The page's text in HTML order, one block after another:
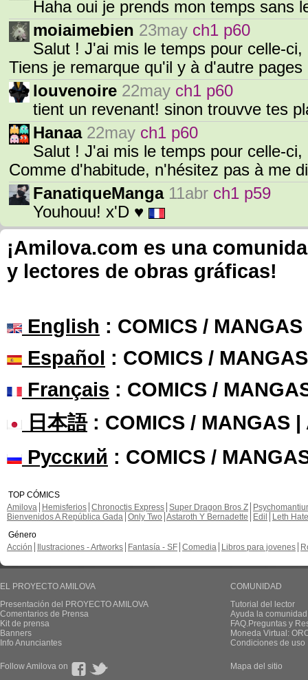
Haha oui je prends mon temps sans
moiaimebien 23may ch1 p60
Salut ! J'ai mis le temps pour celle-
Tiens je remarque qu'il y à d'autre
louvenoire 22may ch1 p60
tient un revenant! sinon trouvve tes
Hanaa 22may ch1 p60
Salut ! J'ai mis le temps pour celle-
Comme d'habitude, n'hésitez pas à me
FanatiqueManga 11abr ch1 p59
Youhouu! x'D ♥
¡Amilova.com es una
y lectores de obras gráficas!
English : COMICS /
Español : COMICS /
Français : COMICS /
日本語: COMICS / MANGAS |
Русский : COMICS /
TOP CÓMICS
Amilova
Hemisferios Chronoctis Express Super Dragon Bros Z
Bienvenidos A República Gada Only Two Astaroth Y Bernadette Edil
Leth Hate
Género
Acción
Ilustraciones - Artworks Fantasía - SF Comedia Libros para jovenes
EL PROYECTO AMILOVA
Presentación del PROYECTO AMILOVA
Comentarios de Prensa
Kit de prensa
Banners
Info Anunciantes
COMUNIDAD
Tutorial del lector
Ayuda la
FAQ.Preguntas y
Moneda Virtual:
Condiciones de uso
Follow Amilova on Mapa del sitio